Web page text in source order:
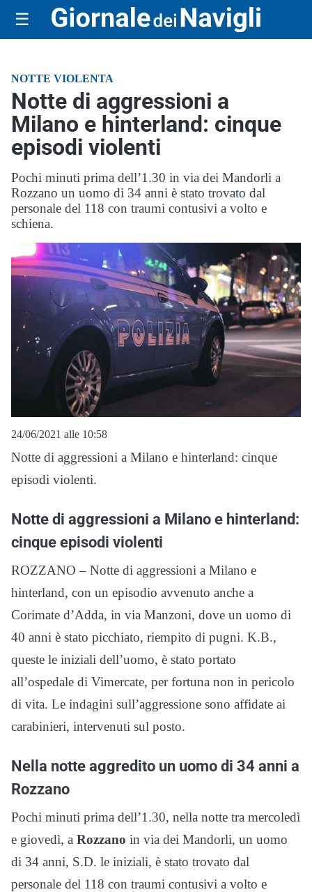
☰
NOTTE VIOLENTA
Notte di aggressioni a
Milano e hinterland: cinque
episodi violenti
Pochi minuti prima dell’1.30 in via dei Mandorli a
Rozzano un uomo di 34 anni è stato trovato dal
personale del 118 con traumi contusivi a volto e
schiena.
24/06/2021 alle 10:58
Notte di aggressioni a Milano e hinterland: cinque
episodi violenti.
Notte di aggressioni a Milano e hinterland:
cinque episodi violenti
ROZZANO – Notte di aggressioni a Milano e
hinterland, con un episodio avvenuto anche a
Corimate d’Adda, in via Manzoni, dove un uomo di
40 anni è stato picchiato, riempito di pugni. K.B.,
queste le iniziali dell’uomo, è stato portato
all’ospedale di Vimercate, per fortuna non in pericolo
di vita. Le indagini sull’aggressione sono affidate ai
carabinieri, intervenuti sul posto.
Nella notte aggredito un uomo di 34 anni a
Rozzano
Pochi minuti prima dell’1.30, nella notte tra mercoledì
e giovedì, a Rozzano in via dei Mandorli, un uomo
di 34 anni, S.D. le iniziali, è stato trovato dal
personale del 118 con traumi contusivi a volto e